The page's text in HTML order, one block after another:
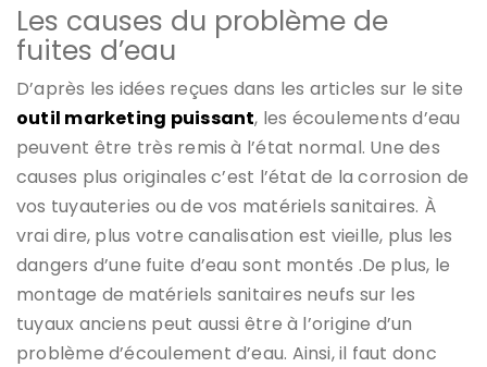
Les causes du problème de
fuites d’eau
D’après les idées reçues dans les articles sur le site
outil marketing puissant, les écoulements d’eau
peuvent être très remis à l’état normal. Une des
causes plus originales c’est l’état de la corrosion de
vos tuyauteries ou de vos matériels sanitaires. À
vrai dire, plus votre canalisation est vieille, plus les
dangers d’une fuite d’eau sont montés .De plus, le
montage de matériels sanitaires neufs sur les
tuyaux anciens peut aussi être à l’origine d’un
problème d’écoulement d’eau. Ainsi, il faut donc